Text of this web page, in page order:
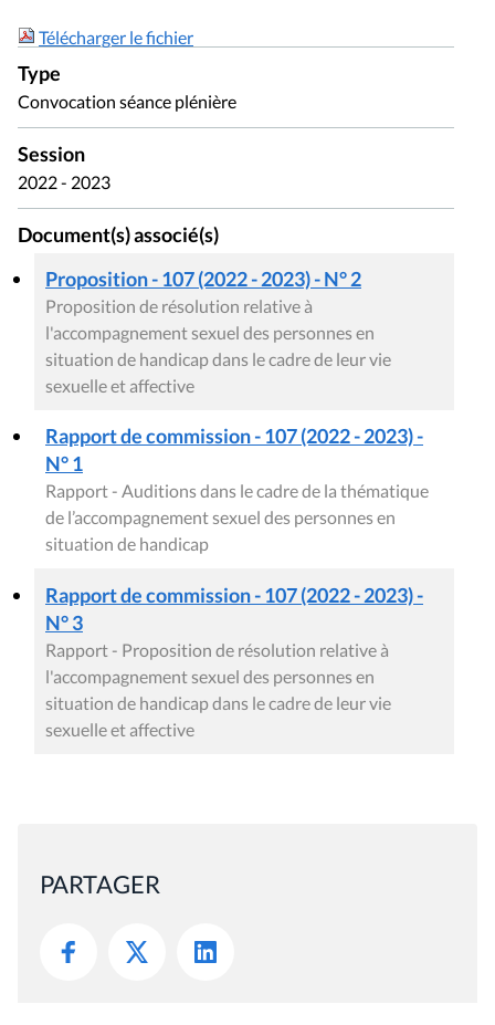
Télécharger le fichier
Type
Convocation séance plénière
Session
2022 - 2023
Document(s) associé(s)
Proposition - 107 (2022 - 2023) - N° 2
Proposition de résolution relative à
l'accompagnement sexuel des personnes en
situation de handicap dans le cadre de leur vie
sexuelle et affective
Rapport de commission - 107 (2022 - 2023) -
N° 1
Rapport - Auditions dans le cadre de la thématique
de l’accompagnement sexuel des personnes en
situation de handicap
Rapport de commission - 107 (2022 - 2023) -
N° 3
Rapport - Proposition de résolution relative à
l'accompagnement sexuel des personnes en
situation de handicap dans le cadre de leur vie
sexuelle et affective
PARTAGER